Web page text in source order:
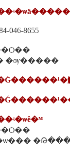
046-8655
�ѹ�����